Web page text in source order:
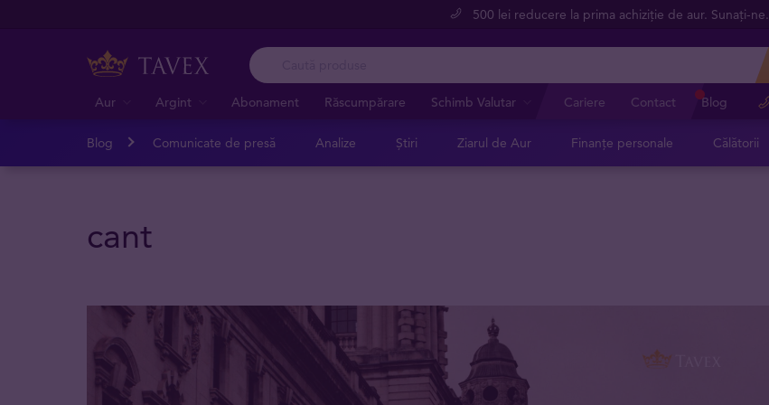
500 lei reducere la prima achiziție de aur. Sunați-ne.
Aur Argint Abonament Răscumpărare Schimb Valutar Cariere Contact Blog
Blog Comunicate de presă Analize Știri Ziarul de Aur Finanțe personale Călătorii
cant